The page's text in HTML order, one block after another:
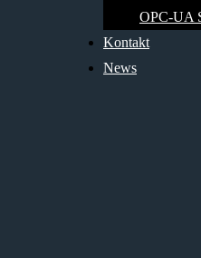
OPC-UA
Kontakt
News